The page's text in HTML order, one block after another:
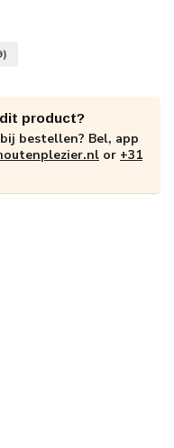
product?
bestellen? Bel, app
or +31